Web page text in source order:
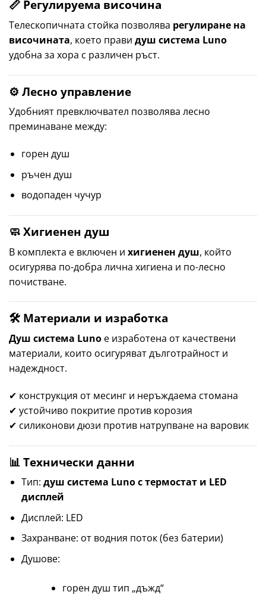
📏 Регулируема височина
Телескопичната стойка позволява регулиране на
височината, което прави душ система Luno
удобна за хора с различен ръст.
⚙ Лесно управление
Удобният превключвател позволява лесно
преминаване между:
горен душ
ръчен душ
водопаден чучур
🧼 Хигиенен душ
В комплекта е включен и хигиенен душ, който
осигурява по-добра лична хигиена и по-лесно
почистване.
🛠 Материали и изработка
Душ система Luno е изработена от качествени
материали, които осигуряват дълготрайност и
надеждност.
✔ конструкция от месинг и неръждаема стомана
✔ устойчиво покритие против корозия
✔ силиконови дюзи против натрупване на варовик
📊 Технически данни
Тип: душ система Luno с термостат и LED
дисплей
Дисплей: LED
Захранване: от водния поток (без батерии)
Душове:
горен душ тип „дъжд“